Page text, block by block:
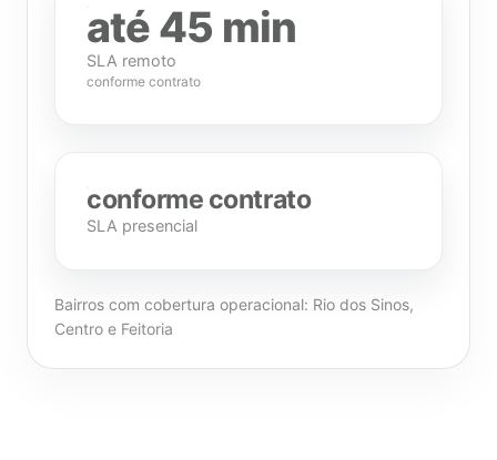
até 45 min
SLA remoto
conforme contrato
conforme contrato
SLA presencial
Bairros com cobertura operacional: Rio dos Sinos,
Centro e Feitoria